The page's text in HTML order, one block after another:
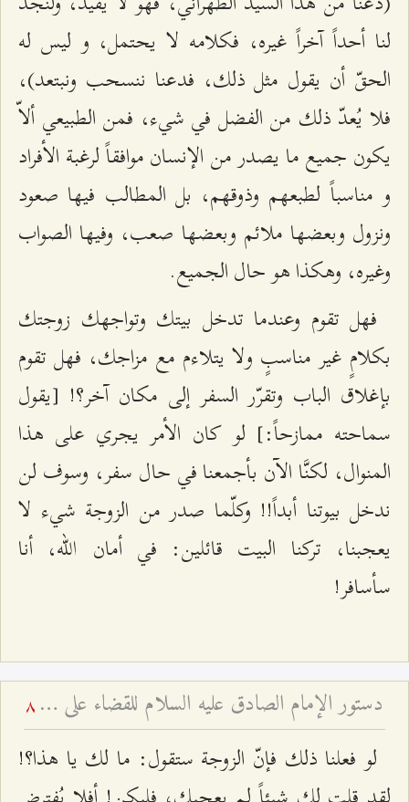
لنا أحداً آخراً غيره، فكلامه لا يحتمل، و ليس له
الحقّ أن يقول مثل ذلك، فدعنا ننسحب ونبتعد)،
فلا يُعدّ ذلك من الفضل في شيء، فمن الطبيعي ألاّ
يكون جميع ما يصدر من الإنسان موافقاً لرغبة الأفراد
و مناسباً لطبعهم وذوقهم، بل المطالب فيها صعود
ونزول وبعضها ملائم وبعضها صعب، وفيها الصواب
وغيره، وهكذا هو حال الجميع.
فهل تقوم وعندما تدخل بيتك وتواجهك زوجتك
بكلامٍ غير مناسبٍ ولا يتلاءم مع مزاجك، فهل تقوم
بإغلاق الباب وتقرّر السفر إلى مكان آخر؟! [يقول
سماحته ممازحاً:] لو كان الأمر يجري على هذا
المنوال، لكنَّا الآن بأجمعنا في حال سفر، وسوف لن
ندخل بيوتنا أبداً!! وكلّما صدر من الزوجة شيء لا
يعجبنا، تركنا البيت قائلين: في أمان الله، أنا
سأسافر!
دستور الإمام الصادق عليه السلام للقضاء على الفرعونية 8
لو فعلنا ذلك فإنّ الزوجة ستقول: ما لك يا هذا؟!